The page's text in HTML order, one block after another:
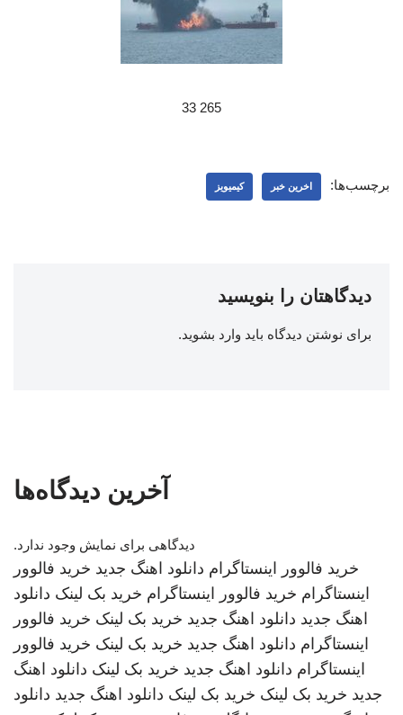
265 33
برچسب‌ها: اخرین خبر کیمیویز
دیدگاهتان را بنویسید
برای نوشتن دیدگاه باید وارد بشوید.
آخرین دیدگاه‌ها
دیدگاهی برای نمایش وجود ندارد.
خرید فالوور اینستاگرام دانلود اهنگ جدید خرید فالوور
اینستاگرام خرید فالوور اینستاگرام خرید بک لینک دانلود
اهنگ جدید دانلود اهنگ جدید خرید بک لینک خرید فالوور
اینستاگرام دانلود اهنگ جدید خرید بک لینک خرید فالوور
اینستاگرام دانلود اهنگ جدید خرید بک لینک دانلود اهنگ
جدید خرید بک لینک خرید بک لینک دانلود اهنگ جدید دانلود